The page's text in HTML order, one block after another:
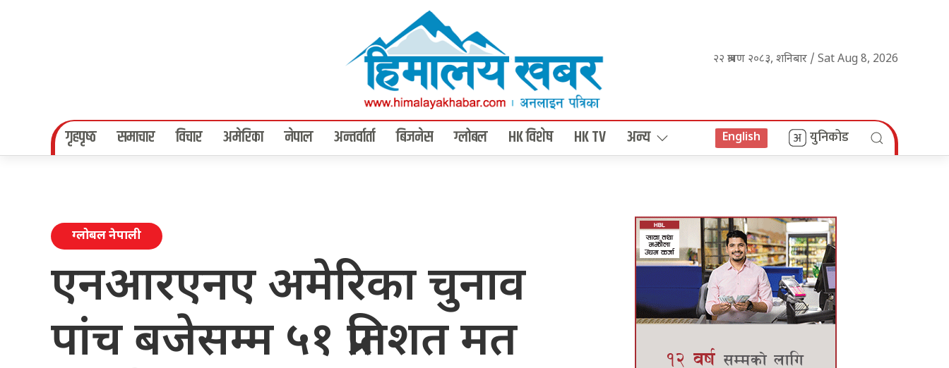
२२ श्रावण २०८३, शनिबार / Sat Aug 8, 2026
गृहपृष्‍ठ समाचार विचार अमेरिका नेपाल अन्तर्वार्ता बिजनेस ग्लोबल HK विशेष HK TV अन्य English युनिकोड
ग्लोबल नेपाली
एनआरएनए अमेरिका चुनाव
पांच बजेसम्म ५१ प्रतिशत मत